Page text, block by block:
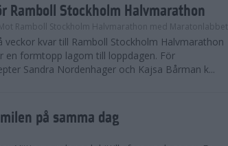
Ramboll Stockholm Halvmarathon
Ramboll Stockholm Halvmarathon med Maratonlabbet
veckor kvar till Ramboll Stockholm Halvmarathon
en formtopp lagom till loppdagen. För
Sandra Nordenhager och Kajsa Bårman k...
på samma dag